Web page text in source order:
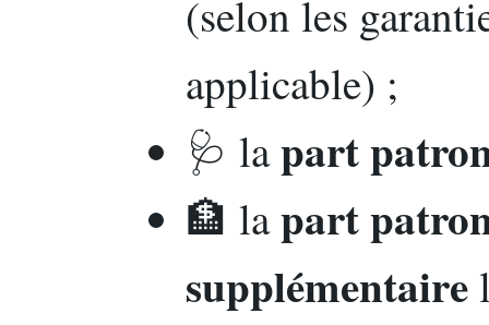
(selon les
applicable) ;
🩺 lapart
🏦 lapart
supplémentaire